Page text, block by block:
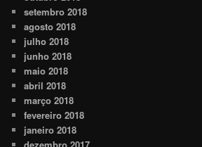
setembro 2018
agosto 2018
julho 2018
junho 2018
maio 2018
abril 2018
março 2018
fevereiro 2018
janeiro 2018